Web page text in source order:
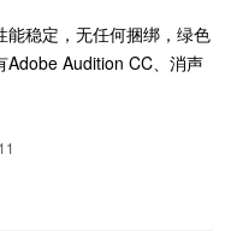
稳定，无任何捆绑，绿色
Adobe Audition CC、消声